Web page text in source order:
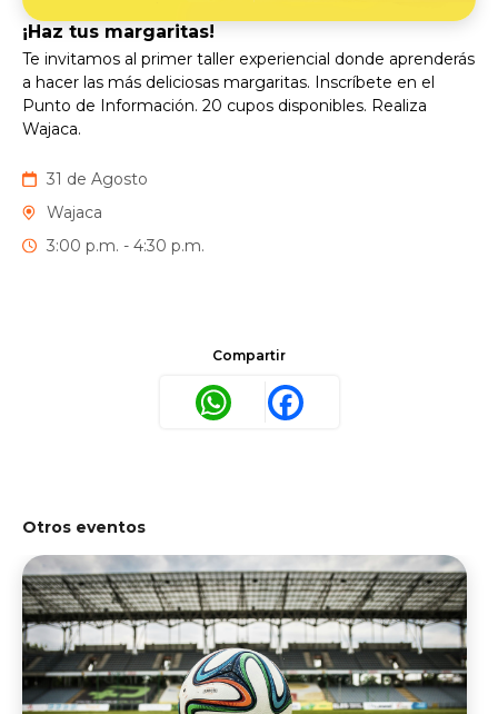
¡Haz tus margaritas!
Te invitamos al primer taller experiencial donde aprenderás
a hacer las más deliciosas margaritas. Inscríbete en el
Punto de Información. 20 cupos disponibles. Realiza
Wajaca.
31 de Agosto
Wajaca
3:00 p.m. - 4:30 p.m.
Compartir
WhatsAppFacebook
Otros eventos